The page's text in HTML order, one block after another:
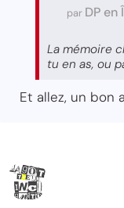
par DP
La mémoire
tu en as, ou
Et allez, un bon